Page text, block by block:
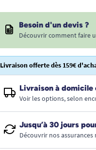
Besoin d'un devis ?
Découvrir comment faire
Livraison offerte dès 159€
Livraison à domicile
Voir les options, selon
Jusqu’à 30 jours
Découvrir nos assurances